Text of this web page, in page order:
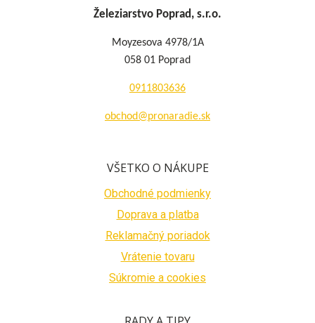
Železiarstvo Poprad, s.r.o.
Moyzesova 4978/1A
058 01 Poprad
0911803636
obchod@pronaradie.sk
VŠETKO O NÁKUPE
Obchodné podmienky
Doprava a platba
Reklamačný poriadok
Vrátenie tovaru
Súkromie a cookies